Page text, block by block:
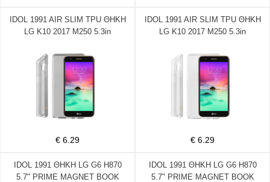
IDOL 1991 AIR SLIM TPU ΘΗΚΗ
LG K10 2017 M250 5.3in
€ 6.29
IDOL 1991 AIR SLIM TPU ΘΗΚΗ
LG K10 2017 M250 5.3in
€ 6.29
IDOL 1991 ΘΗΚΗ LG G6 H870
5.7" PRIME MAGNET BOOK
IDOL 1991 ΘΗΚΗ LG G6 H870
5.7" PRIME MAGNET BOOK